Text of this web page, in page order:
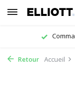
Retour Accueil